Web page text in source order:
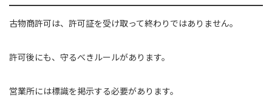
古物商許可は、許可証を受け取って終わりではありません。
許可後にも、守るべきルールがあります。
営業所には標識を掲示する必要があります。